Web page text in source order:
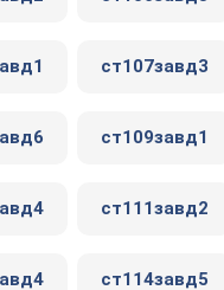
ст107завд3
ст109завд1
ст111завд2
ст114завд5